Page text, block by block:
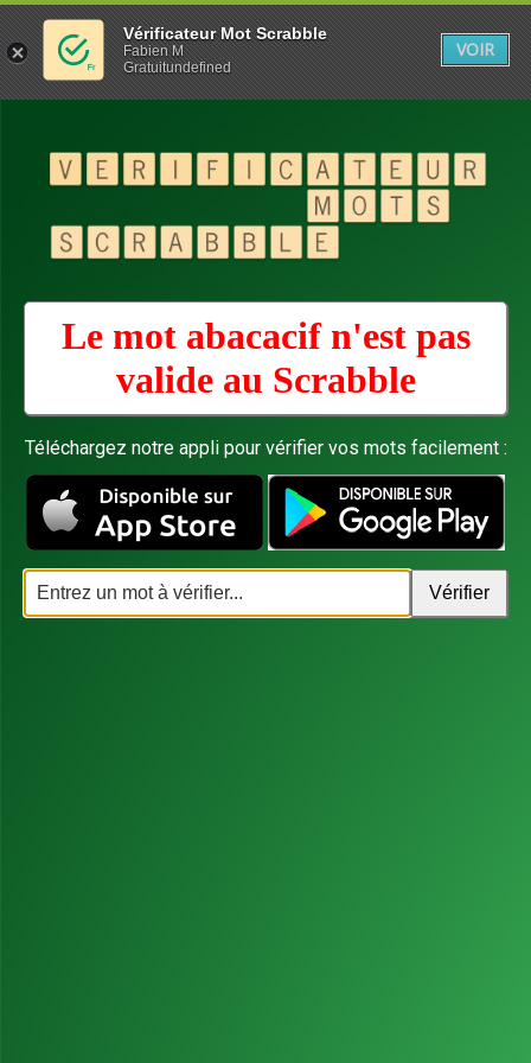
Le mot abacacif n'est pas
valide au Scrabble
Téléchargez notre appli pour vérifier vos mots facilement :
Vérificateur Mot Scrabble
Fabien M
Gratuitundefined
VOIR